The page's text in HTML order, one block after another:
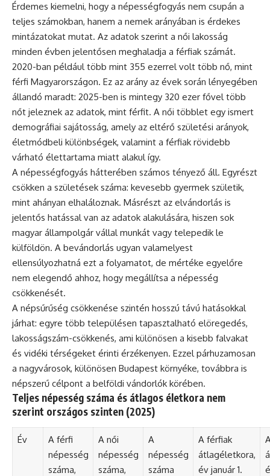
Érdemes kiemelni, hogy a népességfogyás nem csupán a
teljes számokban, hanem a nemek arányában is érdekes
mintázatokat mutat. Az adatok szerint a női lakosság
minden évben jelentősen meghaladja a férfiak számát.
2020-ban például több mint 355 ezerrel volt több nő, mint
férfi Magyarországon. Ez az arány az évek során lényegében
állandó maradt: 2025-ben is mintegy 320 ezer fővel több
nőt jeleznek az adatok, mint férfit. A női többlet egy ismert
demográfiai sajátosság, amely az eltérő születési arányok,
életmódbeli különbségek, valamint a férfiak rövidebb
várható élettartama miatt alakul így.
A népességfogyás hátterében számos tényező áll. Egyrészt
csökken a születések száma: kevesebb gyermek születik,
mint ahányan elhaláloznak. Másrészt az elvándorlás is
jelentős hatással van az adatok alakulására, hiszen sok
magyar állampolgár vállal munkát vagy telepedik le
külföldön. A bevándorlás ugyan valamelyest
ellensúlyozhatná ezt a folyamatot, de mértéke egyelőre
nem elegendő ahhoz, hogy megállítsa a népesség
csökkenését.
A népsűrűség csökkenése szintén hosszú távú hatásokkal
járhat: egyre több településen tapasztalható elöregedés,
lakosságszám-csökkenés, ami különösen a kisebb falvakat
és vidéki térségeket érinti érzékenyen. Ezzel párhuzamosan
a nagyvárosok, különösen Budapest környéke, továbbra is
népszerű célpont a belföldi vándorlók körében.
Teljes népesség száma és átlagos életkora nem
szerint országos szinten (2025)
Év
A férfi
népesség
száma,
A női
népesség
száma,
A
népesség
száma
A férfiak
átlagéletkora,
év január 1.